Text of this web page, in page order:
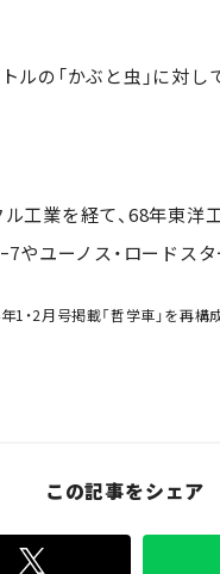
の「かぶと虫」に対し
工業を経て、68年東洋
やユーノス・ロードス
1・2月号掲載「哲学車」を再構
この記事をシェア